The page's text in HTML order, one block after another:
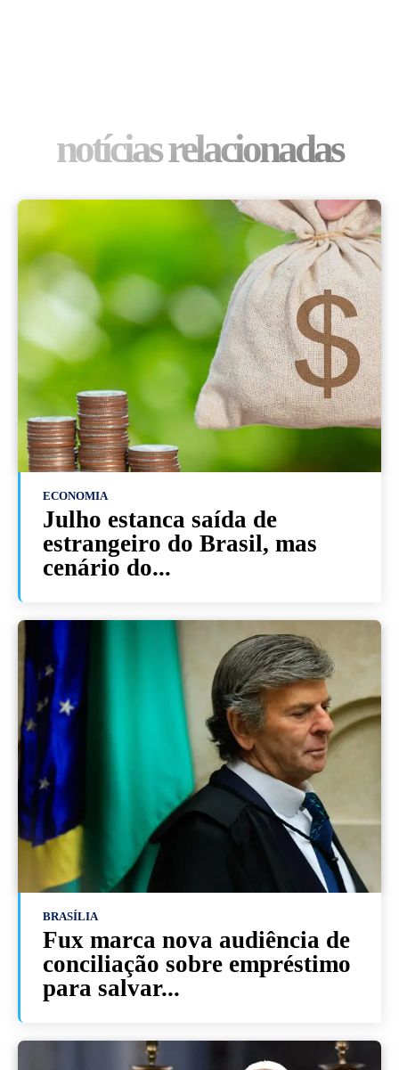
notícias relacionadas
ECONOMIA
Julho estanca saída de
estrangeiro do Brasil, mas
cenário do...
BRASÍLIA
Fux marca nova audiência de
conciliação sobre empréstimo
para salvar...